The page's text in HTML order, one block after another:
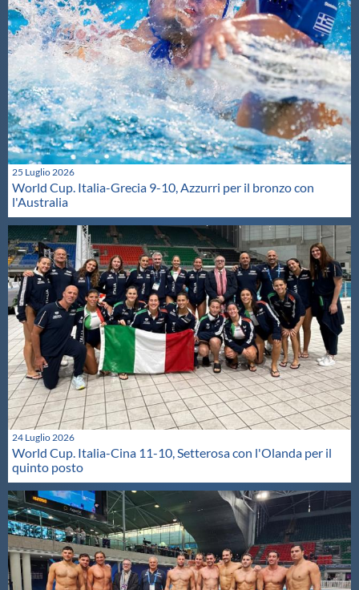
25 Luglio 2026
World Cup. Italia-Grecia 9-10, Azzurri per il bronzo con
l'Australia
24 Luglio 2026
World Cup. Italia-Cina 11-10, Setterosa con l'Olanda per il
quinto posto